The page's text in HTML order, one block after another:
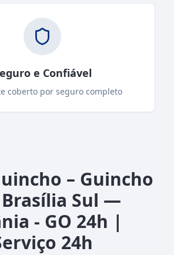
e Confiável
coberto por seguro completo
– Guincho
Sul —
- GO 24h |
24h